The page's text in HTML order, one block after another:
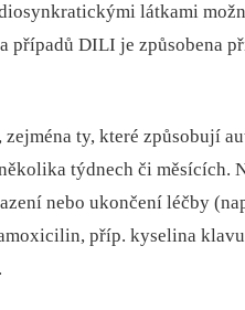
látkami
případů DILI je způsobena
ty, které způsobují
týdnech či měsících.
nebo ukončení léčby
příp. kyselina